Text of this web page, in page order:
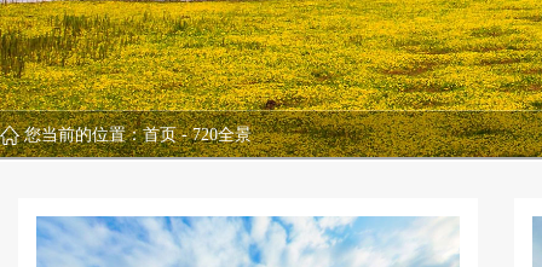
您当前的位置：首页-720全景